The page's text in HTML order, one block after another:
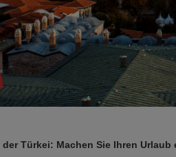
Türkei: Machen Sie Ihren Urlaub